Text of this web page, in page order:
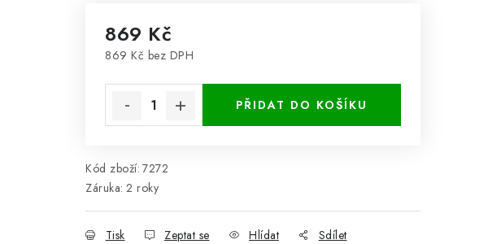
869 Kč
869 Kč bez DPH
PŘIDAT DO KOŠÍKU
Kód zboží: 7272
Záruka: 2 roky
Tisk Zeptat se Hlídat Sdílet